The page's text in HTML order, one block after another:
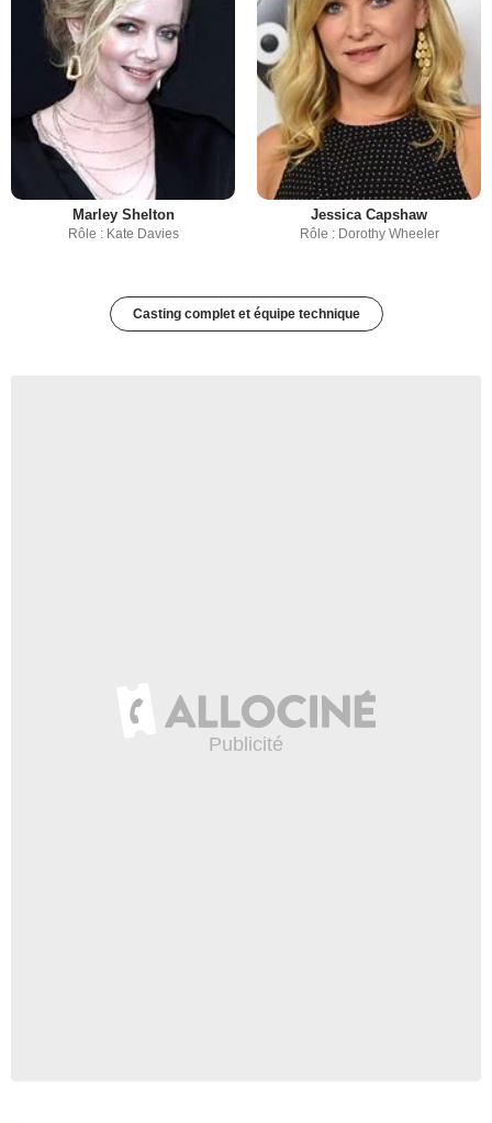
Marley Shelton
Rôle : Kate Davies
Jessica Capshaw
Rôle : Dorothy Wheeler
Casting complet et équipe technique